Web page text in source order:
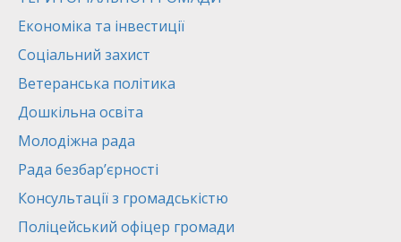
Економіка та інвестиції
Соціальний захист
Ветеранська політика
Дошкільна освіта
Молодіжна рада
Рада безбар’єрності
Консультації з громадськістю
Поліцейський офіцер громади